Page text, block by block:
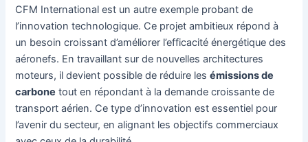
CFM International est un autre exemple probant de
l’innovation technologique. Ce projet ambitieux répond à
un besoin croissant d’améliorer l’efficacité énergétique des
aéronefs. En travaillant sur de nouvelles architectures
moteurs, il devient possible de réduire lesémissions de
carbone tout en répondant à la demande croissante de
transport aérien. Ce type d’innovation est essentiel pour
l’avenir du secteur, en alignant les objectifs commerciaux